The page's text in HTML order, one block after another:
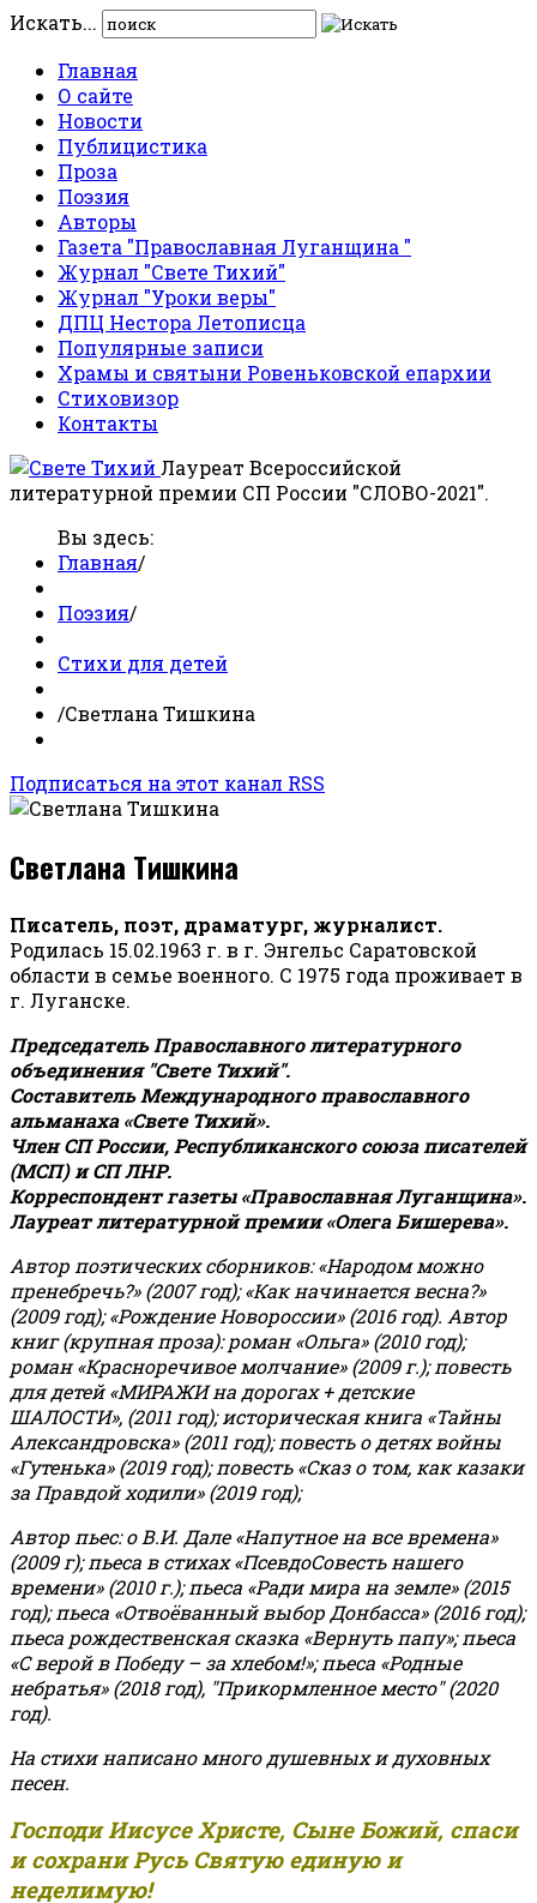
Искать...
Главная
О сайте
Новости
Публицистика
Проза
Поэзия
Авторы
Газета "Православная Луганщина "
Журнал "Свете Тихий"
Журнал "Уроки веры"
ДПЦ Нестора Летописца
Популярные записи
Храмы и святыни Ровеньковской епархии
Стиховизор
Контакты
Лауреат Всероссийской
литературной премии СП России "СЛОВО-2021".
Вы здесь:
Главная/
Поэзия/
Стихи для детей
/Светлана Тишкина
Подписаться на этот канал RSS
Светлана Тишкина
Писатель, поэт, драматург, журналист.
Родилась 15.02.1963 г. в г. Энгельс Саратовской
области в семье военного. С 1975 года проживает в
г. Луганске.
Председатель Православного литературного
объединения "Свете Тихий".
Составитель Международного православного
альманаха «Свете Тихий».
Член СП России, Республиканского союза писателей
(МСП) и СП ЛНР.
Корреспондент газеты «Православная Луганщина».
Лауреат литературной премии «Олега Бишерева».
Автор поэтических сборников: «Народом можно
пренебречь?» (2007 год); «Как начинается весна?»
(2009 год); «Рождение Новороссии» (2016 год). Автор
книг (крупная проза): роман «Ольга» (2010 год);
роман «Красноречивое молчание» (2009 г.); повесть
для детей «МИРАЖИ на дорогах + детские
ШАЛОСТИ», (2011 год); историческая книга «Тайны
Александровска» (2011 год); повесть о детях войны
«Гутенька» (2019 год); повесть «Сказ о том, как казаки
за Правдой ходили» (2019 год);
Автор пьес: о В.И. Дале «Напутное на все времена»
(2009 г); пьеса в стихах «ПсевдоСовесть нашего
времени» (2010 г.); пьеса «Ради мира на земле» (2015
год); пьеса «Отвоёванный выбор Донбасса» (2016 год);
пьеса рождественская сказка «Вернуть папу»; пьеса
«С верой в Победу – за хлебом!»;пьеса «Родные
небратья» (2018 год), "Прикормленное место" (2020
год).
На стихи написано много душевных и духовных
песен.
Господи Иисусе Христе, Сыне Божий, спаси
и сохрани Русь Святую единую и
неделимую!